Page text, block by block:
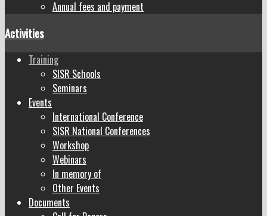
Annual fees and payment
Activities
Training
SISR Schools
Seminars
Events
International Conference
SISR National Conferences
Workshop
Webinars
In memory of
Other Events
Documents